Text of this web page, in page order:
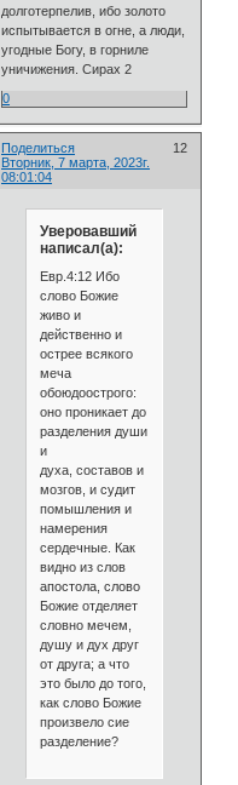
долготерпелив, ибо золото
испытывается в огне, а люди,
угодные Богу, в горниле
уничижения. Сирах 2
0
Поделиться
12
Вторник, 7 марта, 2023г.
08:01:04
Уверовавший
написал(а):
Евр.4:12 Ибо
слово Божие
живо и
действенно и
острее всякого
меча
обоюдоострого:
оно проникает до
разделения души
и
духа, составов и
мозгов, и судит
помышления и
намерения
сердечные. Как
видно из слов
апостола, слово
Божие отделяет
словно мечем,
душу и дух друг
от друга; а что
это было до того,
как слово Божие
произвело сие
разделение?